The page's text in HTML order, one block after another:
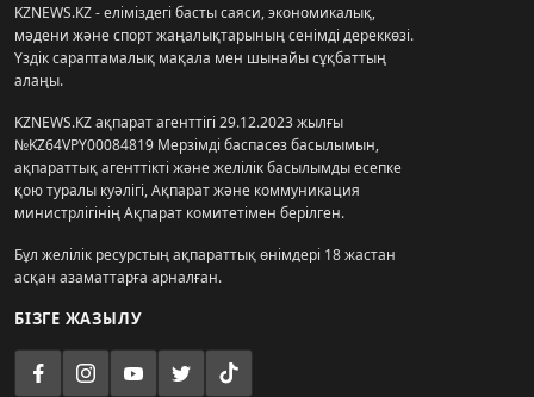
KZNEWS.KZ - еліміздегі басты саяси, экономикалық,
мәдени және спорт жаңалықтарының сенімді дереккөзі.
Үздік сараптамалық мақала мен шынайы сұқбаттың
алаңы.
KZNEWS.KZ ақпарат агенттігі 29.12.2023 жылғы
№KZ64VPY00084819 Мерзімді баспасөз басылымын,
ақпараттық агенттікті және желілік басылымды есепке
қою туралы куәлігі, Ақпарат және коммуникация
министрлігінің Ақпарат комитетімен берілген.
Бұл желілік ресурстың ақпараттық өнімдері 18 жастан
асқан азаматтарға арналған.
БІЗГЕ ЖАЗЫЛУ